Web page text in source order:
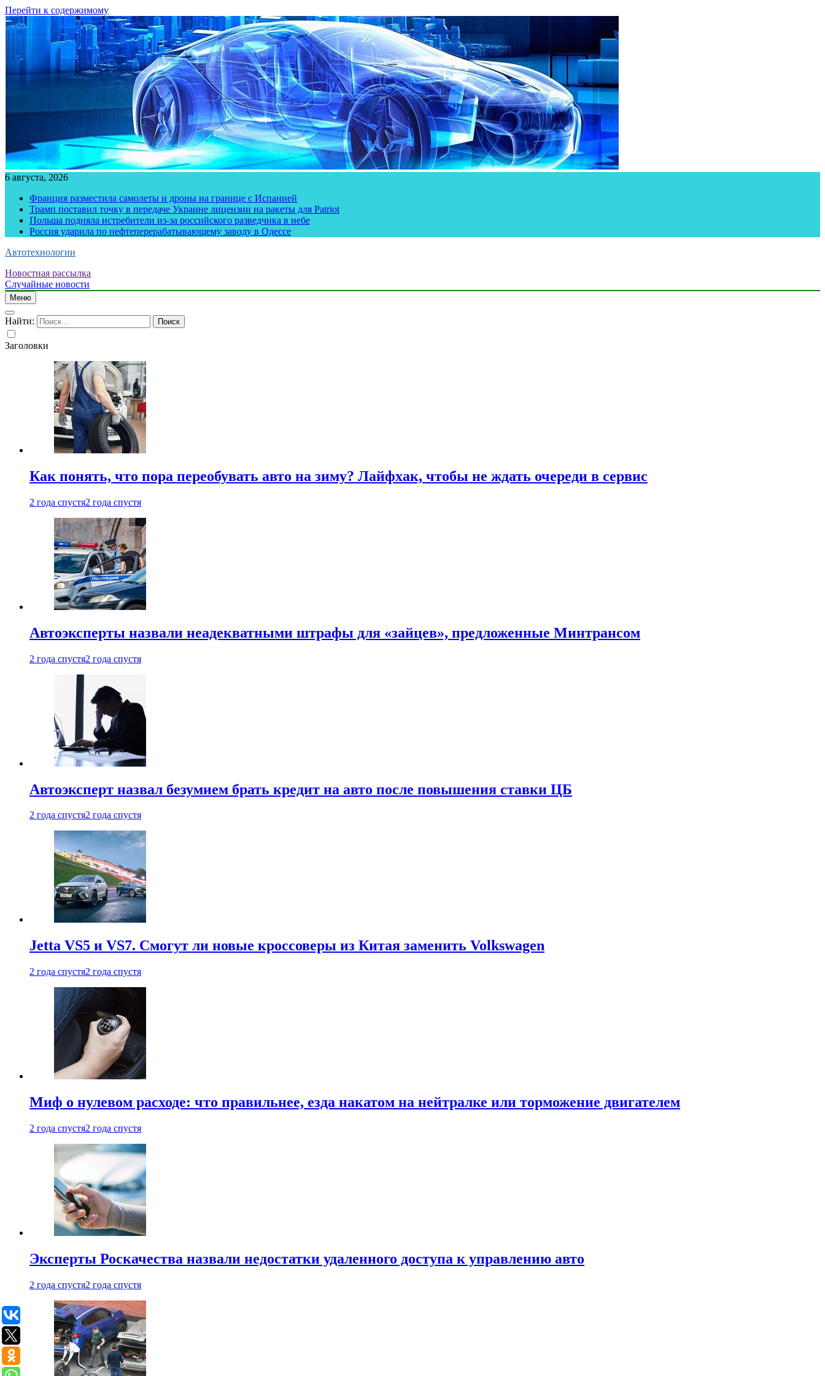
Перейти к содержимому
6 августа, 2026
Франция разместила самолеты и дроны на границе с Испанией
Трамп поставил точку в передаче Украине лицензии на ракеты для Patriot
Польша подняла истребители из-за российского разведчика в небе
Россия ударила по нефтеперерабатывающему заводу в Одессе
Автотехнологии
Новостная рассылка
Случайные новости
Меню
Найти:
Заголовки
Как понять, что пора переобувать авто на зиму? Лайфхак, чтобы не ждать очереди в сервис
2 года спустя2 года спустя
Автоэксперты назвали неадекватными штрафы для «зайцев», предложенные Минтрансом
2 года спустя2 года спустя
Автоэксперт назвал безумием брать кредит на авто после повышения ставки ЦБ
2 года спустя2 года спустя
Jetta VS5 и VS7. Смогут ли новые кроссоверы из Китая заменить Volkswagen
2 года спустя2 года спустя
Миф о нулевом расходе: что правильнее, езда накатом на нейтралке или торможение двигателем
2 года спустя2 года спустя
Эксперты Роскачества назвали недостатки удаленного доступа к управлению авто
2 года спустя2 года спустя